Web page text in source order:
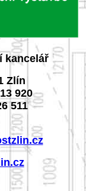
kancelář
Zlín
920
511